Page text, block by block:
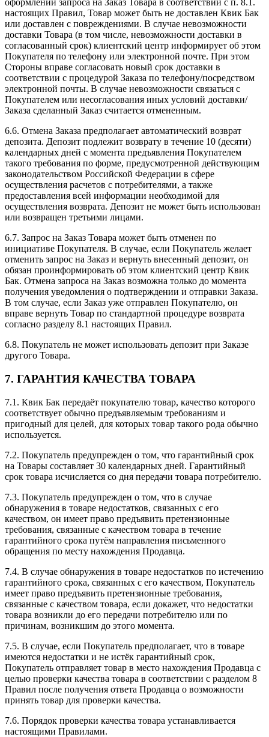
оформлении запроса на Заказ Товара в соответствии с п. 8.1.
настоящих Правил, Товар может быть не доставлен Квик Бак
или доставлен с повреждениями. В случае невозможности
доставки Товара (в том числе, невозможности доставки в
согласованный срок) клиентский центр информирует об этом
Покупателя по телефону или электронной почте. При этом
Стороны вправе согласовать новый срок доставки в
соответствии с процедурой Заказа по телефону/посредством
электронной почты. В случае невозможности связаться с
Покупателем или несогласования иных условий доставки/
Заказа сделанный Заказ считается отмененным.
6.6. Отмена Заказа предполагает автоматический возврат
депозита. Депозит подлежит возврату в течение 10 (десяти)
календарных дней с момента предъявления Покупателем
такого требования по форме, предусмотренной действующим
законодательством Российской Федерации в сфере
осуществления расчетов с потребителями, а также
предоставления всей информации необходимой для
осуществления возврата. Депозит не может быть использован
или возвращен третьими лицами.
6.7. Запрос на Заказ Товара может быть отменен по
инициативе Покупателя. В случае, если Покупатель желает
отменить запрос на Заказ и вернуть внесенный депозит, он
обязан проинформировать об этом клиентский центр Квик
Бак. Отмена запроса на Заказ возможна только до момента
получения уведомления о подтверждении и отправки Заказа.
В том случае, если Заказ уже отправлен Покупателю, он
вправе вернуть Товар по стандартной процедуре возврата
согласно разделу 8.1 настоящих Правил.
6.8. Покупатель не может использовать депозит при Заказе
другого Товара.
7. ГАРАНТИЯ КАЧЕСТВА ТОВАРА
7.1. Квик Бак передаёт покупателю товар, качество которого
соответствует обычно предъявляемым требованиям и
пригодный для целей, для которых товар такого рода обычно
используется.
7.2. Покупатель предупрежден о том, что гарантийный срок
на Товары составляет 30 календарных дней. Гарантийный
срок товара исчисляется со дня передачи товара потребителю.
7.3. Покупатель предупрежден о том, что в случае
обнаружения в товаре недостатков, связанных с его
качеством, он имеет право предъявить претензионные
требования, связанные с качеством товара в течение
гарантийного срока путём направления письменного
обращения по месту нахождения Продавца.
7.4. В случае обнаружения в товаре недостатков по истечению
гарантийного срока, связанных с его качеством, Покупатель
имеет право предъявить претензионные требования,
связанные с качеством товара, если докажет, что недостатки
товара возникли до его передачи потребителю или по
причинам, возникшим до этого момента.
7.5. В случае, если Покупатель предполагает, что в товаре
имеются недостатки и не истёк гарантийный срок,
Покупатель отправляет товар в место нахождения Продавца с
целью проверки качества товара в соответствии с разделом 8
Правил после получения ответа Продавца о возможности
принять товар для проверки качества.
7.6. Порядок проверки качества товара устанавливается
настоящими Правилами.